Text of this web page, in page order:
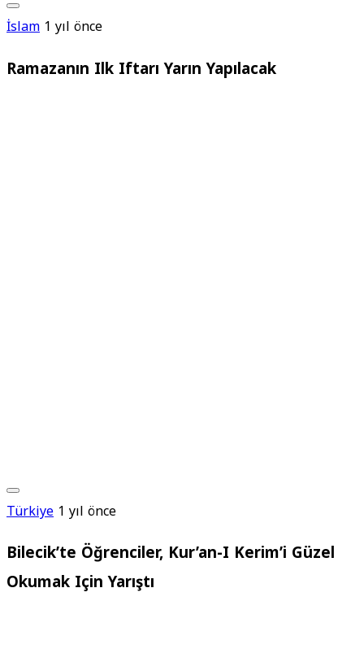
İslam 1 yıl önce
Ramazanın Ilk Iftarı Yarın Yapılacak
Türkiye 1 yıl önce
Bilecik’te Öğrenciler, Kur’an-I Kerim’i Güzel
Okumak Için Yarıştı